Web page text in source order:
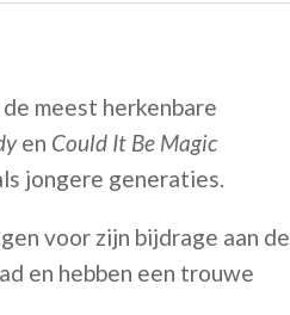
meest herkenbare
en Could It Be Magic
jongere generaties.
voor zijn bijdrage aan de
en hebben een trouwe